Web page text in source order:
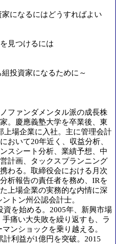
になるにはどうすればよい
見つけるには
投資家になるために～
ファンダメンタル派の成長株
。慶應義塾大学を卒業後、東
上場企業に入社。主に管理会計
おいて20年近く、収益分析、
スシート分析、業績予想、中
計画、タックスプランニング
わる。取締役会における月次
析報告の責任者を務め、IRを
上場企業の実務的な内情に深
トン州公認会計士。
資を始める。2005年、新興市場
痛い大失敗を繰り返すも、ラ
ンショックを乗り越える。
計利益が1億円を突破。2015